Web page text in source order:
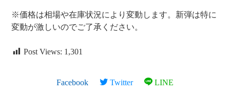
※価格は相場や在庫状況により変動します。新弾は特に
変動が激しいのでご了承ください。
Post Views: 1,301
Facebook Twitter LINE